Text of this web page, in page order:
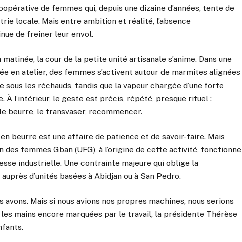
de femmes qui, depuis une dizaine d’années, tente de
locale. Mais entre ambition et réalité, l’absence
de freiner leur envol.
la cour de la petite unité artisanale s’anime. Dans une
en atelier, des femmes s’activent autour de marmites alignées
les réchauds, tandis que la vapeur chargée d’une forte
À l’intérieur, le geste est précis, répété, presque rituel :
beurre, le transvaser, recommencer.
beurre est une affaire de patience et de savoir-faire. Mais
des femmes Gban (UFG), à l’origine de cette activité, fonctionne
industrielle. Une contrainte majeure qui oblige la
d’unités basées à Abidjan ou à San Pedro.
avons. Mais si nous avions nos propres machines, nous serions
les mains encore marquées par le travail, la présidente Thérèse